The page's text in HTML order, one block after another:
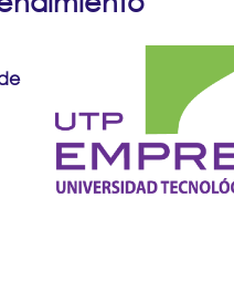
Resultados y Casos de Éxito